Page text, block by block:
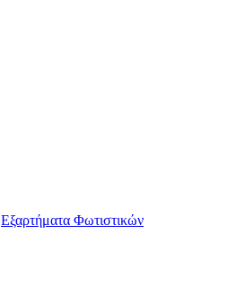
Εξαρτήματα Φωτιστικών